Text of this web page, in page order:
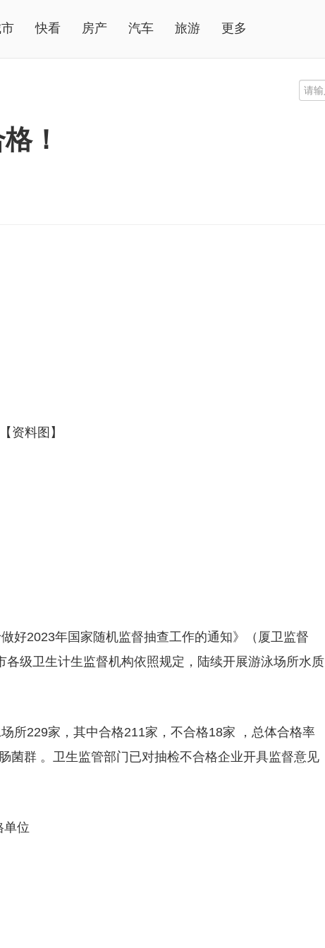
快看 房产 汽车 旅游 更多
！
【资料图】
好2023年国家随机监督抽查工作的通知》（厦卫监督
各级卫生计生监督机构依照规定，陆续开展游泳场所水质
所229家，其中合格211家，不合格18家 ，总体合格率
菌群 。卫生监管部门已对抽检不合格企业开具监督意见
单位